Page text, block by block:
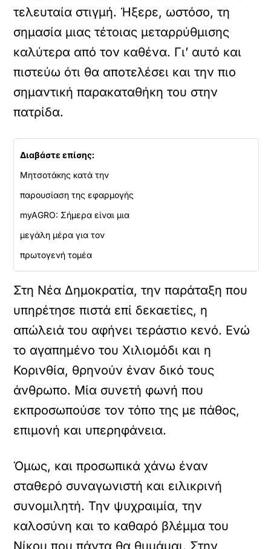
τελευταία στιγμή. Ήξερε, ωστόσο, τη
σημασία μιας τέτοιας μεταρρύθμισης
καλύτερα από τον καθένα. Γι’ αυτό και
πιστεύω ότι θα αποτελέσει και την πιο
σημαντική παρακαταθήκη του στην
πατρίδα.
Διαβάστε επίσης:
Μητσοτάκης κατά την
παρουσίαση της εφαρμογής
myAGRO: Σήμερα είναι μια
μεγάλη μέρα για τον
πρωτογενή τομέα
Στη Νέα Δημοκρατία, την παράταξη που
υπηρέτησε πιστά επί δεκαετίες, η
απώλειά του αφήνει τεράστιο κενό. Ενώ
το αγαπημένο του Χιλιομόδι και η
Κορινθία, θρηνούν έναν δικό τους
άνθρωπο. Μία συνετή φωνή που
εκπροσωπούσε τον τόπο της με πάθος,
επιμονή και υπερηφάνεια.
Όμως, και προσωπικά χάνω έναν
σταθερό συναγωνιστή και ειλικρινή
συνομιλητή. Την ψυχραιμία, την
καλοσύνη και το καθαρό βλέμμα του
Νίκου που πάντα θα θυμάμαι. Στην